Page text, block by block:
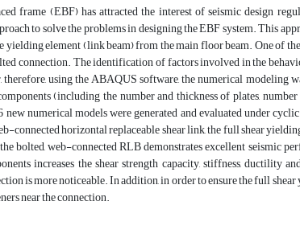
frame (EBF) has attracted the interest of seismic design
to solve the problems in designing the EBF system. This
element (link beam) from the main floor beam. One of
connection. The identification of factors involved in the
using the ABAQUS software, the numerical modeling
(including the number and thickness of plates,
numerical models were generated and evaluated under
connected horizontal replaceable shear link, the full shear
bolted, web-connected RLB demonstrates excellent seismic
increases the shear strength capacity, stiffness, ductility
is more noticeable. In addition, in order to ensure the full
near the connection.